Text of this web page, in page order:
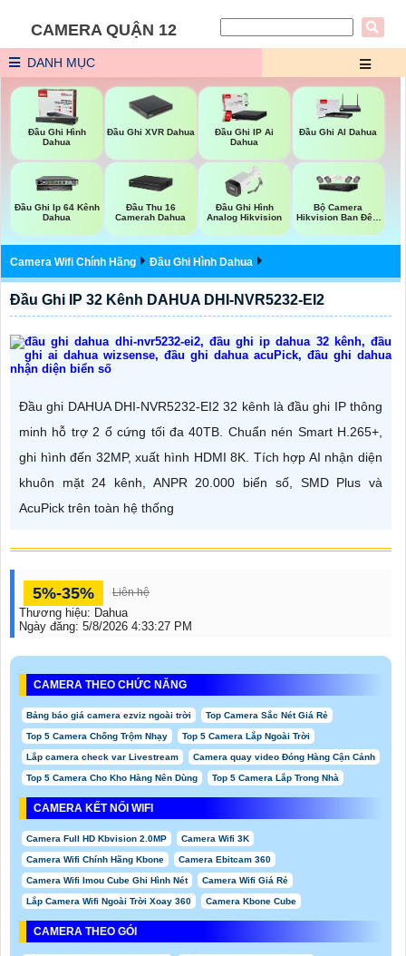
CAMERA QUẬN 12
DANH MỤC
Đầu Ghi Hình
Dahua
Đầu Ghi XVR Dahua
Đầu Ghi IP Ai
Dahua
Đầu Ghi AI Dahua
Đầu Ghi Ip 64 Kênh
Dahua
Đầu Thu 16
Camerah Dahua
Đầu Ghi Hình
Analog Hikvision
Bộ Camera
Hikvision Ban Đêm
Camera Wifi Chính Hãng Đầu Ghi Hình Dahua
Đầu Ghi IP 32 Kênh DAHUA DHI-NVR5232-EI2
Đầu ghi DAHUA DHI-NVR5232-EI2 32 kênh là đầu ghi IP thông
minh hỗ trợ 2 ổ cứng tối đa 40TB. Chuẩn nén Smart H.265+,
ghi hình đến 32MP, xuất hình HDMI 8K. Tích hợp AI nhận diện
khuôn mặt 24 kênh, ANPR 20.000 biển số, SMD Plus và
AcuPick trên toàn hệ thống
5%-35% Liên hệ
Thương hiệu: Dahua
Ngày đăng: 5/8/2026 4:33:27 PM
CAMERA THEO CHỨC NĂNG
Bảng báo giá camera ezviz ngoài trời Top Camera Sắc Nét Giá Rẻ
Top 5 Camera Chống Trộm Nhạy Top 5 Camera Lắp Ngoài Trời
Lắp camera check var Livestream Camera quay video Đóng Hàng Cận Cảnh
Top 5 Camera Cho Kho Hàng Nên Dùng Top 5 Camera Lắp Trong Nhà
CAMERA KẾT NỐI WIFI
Camera Full HD Kbvision 2.0MP Camera Wifi 3K
Camera Wifi Chính Hãng Kbone Camera Ebitcam 360
Camera Wifi Imou Cube Ghi Hình Nét Camera Wifi Giá Rẻ
Lắp Camera Wifi Ngoài Trời Xoay 360 Camera Kbone Cube
CAMERA THEO GÓI